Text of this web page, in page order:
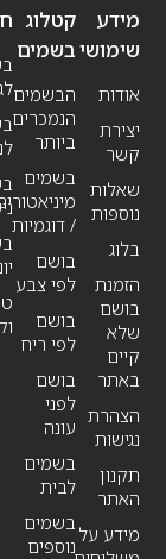
מידע
שימושי
אודות
יצירת
קשר
שאלות
נוספות
בלוג
הזמנת
בושם
שלא
קיים
באתר
הצהרת
נגישות
תקנון
האתר
מידע על
קטלוג
בשמים
הבשמים
הנמכרים
ביותר
בשמים
מיניאטורים
/ דוגמיות
בושם
לפי צבע
בושם
לפי ריח
בושם
לפני
עונה
בשמים
לבית
בשמים
נוספים